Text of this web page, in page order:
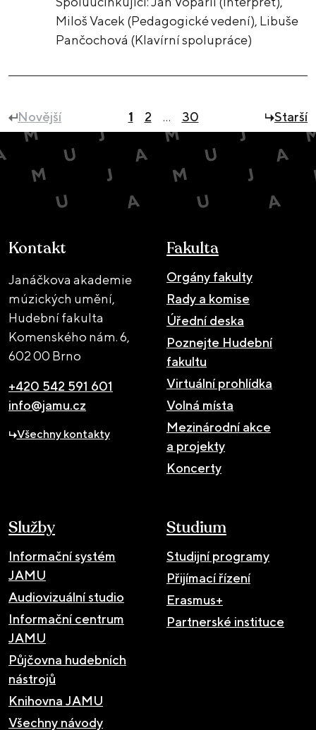
Miloš Vacek (Pedagogické vedení), Libuše
Pančochová (Klavírní spolupráce)
Novější 1 2 … 30 Starší
Kontakt
Janáčkova akademie
múzických umění,
Hudební fakulta
Komenského nám. 6,
602 00 Brno
+420 542 591 601
info@jamu.cz
Všechny kontakty
Fakulta
Orgány fakulty
Rady a komise
Úřední deska
Poznejte Hudební
fakultu
Virtuální prohlídka
Volná místa
Mezinárodní akce
a projekty
Koncerty
Služby
Informační systém
JAMU
Audiovizuální studio
Informační centrum
JAMU
Půjčovna hudebních
nástrojů
Knihovna JAMU
Všechny návody
Studium
Studijní programy
Přijímací řízení
Erasmus+
Partnerské instituce